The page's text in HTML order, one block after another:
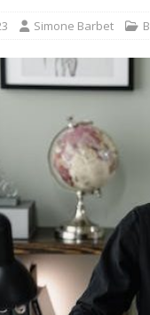
Simone Barbet